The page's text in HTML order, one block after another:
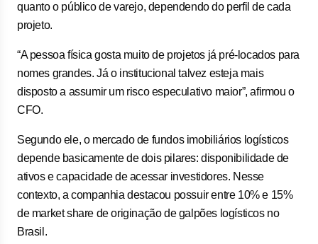
quanto o público de varejo, dependendo do perfil de cada
projeto.
“A pessoa física gosta muito de projetos já pré-locados para
nomes grandes. Já o institucional talvez esteja mais
disposto a assumir um risco especulativo maior”, afirmou o
CFO.
Segundo ele, o mercado de fundos imobiliários logísticos
depende basicamente de dois pilares: disponibilidade de
ativos e capacidade de acessar investidores. Nesse
contexto, a companhia destacou possuir entre 10% e 15%
de market share de originação de galpões logísticos no
Brasil.